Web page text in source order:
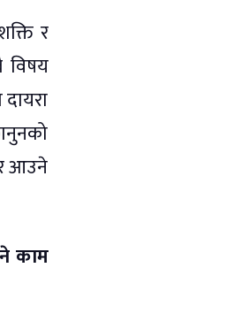
र
विषय
आउने
काम